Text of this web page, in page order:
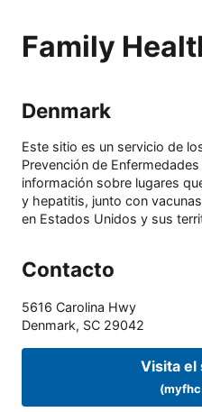
Family
Denmark
Este sitio es un servicio de
Prevención de
información sobre lugares
y hepatitis, junto con
en Estados Unidos y sus
Contacto
5616 Carolina Hwy
Denmark, SC 29042
Visita el